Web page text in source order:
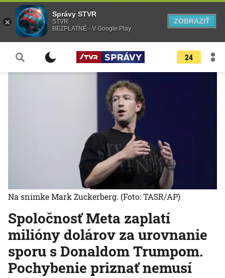
24
Spoločnosť Meta zaplatí
milióny dolárov za urovnanie
sporu s Donaldom Trumpom.
Pochybenie priznať nemusí
Na snímke Mark Zuckerberg. (Foto: TASR/AP)
Správy STVR
STVR
BEZPLATNÉ - V Google Play
ZOBRAZIŤ